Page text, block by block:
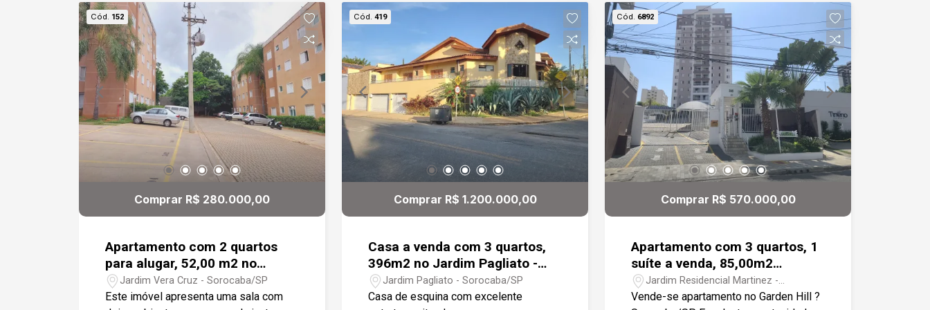
área construída Imóvel espaçoso,
arejado e muito bem conservado - ideal
para quem procura conforto e qualidade
de vida em um ambiente amplo e
acolhedor.
Cód. 152
Comprar R$ 280.000,00
Apartamento com 2 quartos
para alugar, 52,00 m2 no
Spazzio Della Vita - Sorocaba
Jardim Vera Cruz - Sorocaba/SP
Este imóvel apresenta uma sala com
Cód. 419
Comprar R$ 1.200.000,00
Casa a venda com 3 quartos,
396m2 no Jardim Pagliato -
Sorocaba
Jardim Pagliato - Sorocaba/SP
Casa de esquina com excelente
Cód. 6892
Comprar R$ 570.000,00
Apartamento com 3 quartos, 1
suíte a venda, 85,00m2
Condomínio Garden Hill -
Sorocaba
Jardim Residencial Martinez -
Sorocaba/SP
Vende-se apartamento no Garden Hill ?